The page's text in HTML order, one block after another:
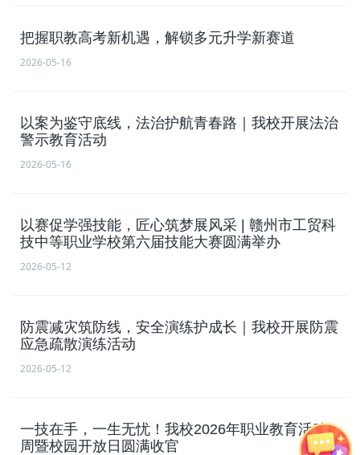
把握职教高考新机遇，解锁多元升学新赛道
2026-05-16
以案为鉴守底线，法治护航青春路｜我校开展法治
警示教育活动
2026-05-16
以赛促学强技能，匠心筑梦展风采 | 赣州市工贸科
技中等职业学校第六届技能大赛圆满举办
2026-05-12
防震减灾筑防线，安全演练护成长｜我校开展防震
应急疏散演练活动
2026-05-12
一技在手，一生无忧！我校2026年职业教育活动
周暨校园开放日圆满收官